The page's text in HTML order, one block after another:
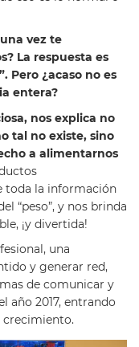
vez te
La respuesta es
Pero ¿acaso no es
entera?
nos explica no
tal no existe, sino
a alimentarnos
toda la información
“peso”, y nos brinda
¡y divertida!
una
y generar red,
de comunicar y
año 2017, entrando
crecimiento.